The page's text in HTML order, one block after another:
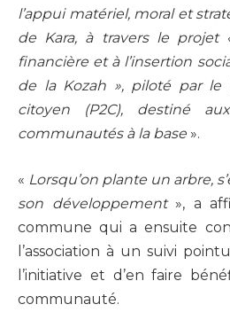
l’appui matériel, moral et
de Kara, à travers le projet
financière et à l’insertion
de la Kozah », piloté par le
citoyen (P2C), destiné
communautés à la base ».
« Lorsqu’on plante un arbre,
son développement», a
commune qui a ensuite
l’association à un suivi
l’initiative et d’en faire
communauté.